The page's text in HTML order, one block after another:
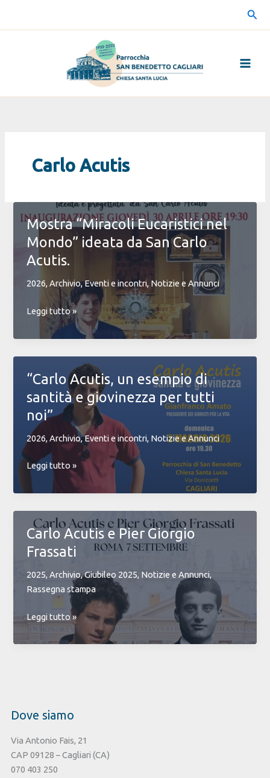
Carlo Acutis
Mostra “Miracoli Eucaristici nel
Mondo” ideata da San Carlo
Acutis.
2026,Archivio,Eventi e incontri, Notizie e Annunci
Mostra
“Miracoli
Eucaristici
ideata
da
San
Carlo
Acutis.
Leggi tutto »
“Carlo Acutis, un esempio di
santità e giovinezza per tutti
noi”
2026,Archivio,Eventi e incontri, Notizie e Annunci
“Carlo
un
esempio
santità
e
per
tutti
Leggi tutto »
Carlo Acutis e Pier Giorgio
Frassati
2025,Archivio,Giubileo 2025, Notizie e Annunci,
Rassegna stampa
Carlo
Acutis
e
Leggi tutto »
Dove siamo
Via Antonio Fais, 21
CAP 09128 – Cagliari (CA)
070 403 250